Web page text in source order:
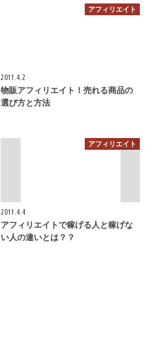
アフィリエイト
2011.4.2
物販アフィリエイト！売れる商品の
選び方と方法
アフィリエイト
2011.4.4
アフィリエイトで稼げる人と稼げな
い人の違いとは？？